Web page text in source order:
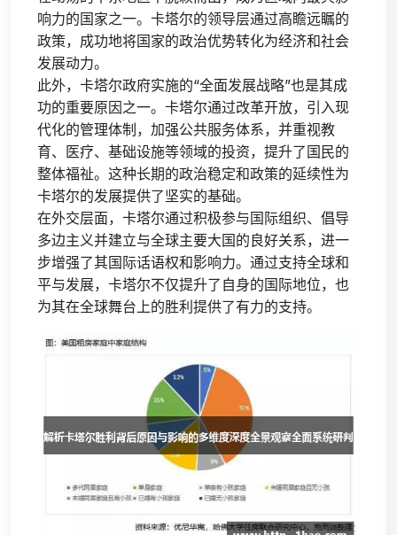
响力的国家之一。卡塔尔的领导层通过高瞻远瞩的
政策，成功地将国家的政治优势转化为经济和社会
发展动力。
此外，卡塔尔政府实施的“全面发展战略”也是其成
功的重要原因之一。卡塔尔通过改革开放，引入现
代化的管理体制，加强公共服务体系，并重视教
育、医疗、基础设施等领域的投资，提升了国民的
整体福祉。这种长期的政治稳定和政策的延续性为
卡塔尔的发展提供了坚实的基础。
在外交层面，卡塔尔通过积极参与国际组织、倡导
多边主义并建立与全球主要大国的良好关系，进一
步增强了其国际话语权和影响力。通过支持全球和
平与发展，卡塔尔不仅提升了自身的国际地位，也
为其在全球舞台上的胜利提供了有力的支持。